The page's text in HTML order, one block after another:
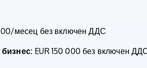
месец без включен ДДС
EUR 150 000 без включен